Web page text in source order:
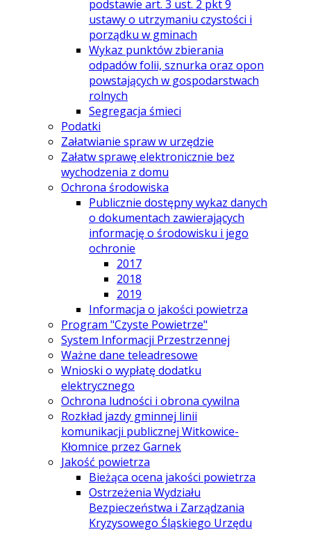
podstawie art. 3 ust. 2 pkt 9
ustawy o utrzymaniu czystości i
porządku w gminach
Wykaz punktów zbierania
odpadów folii, sznurka oraz opon
powstających w gospodarstwach
rolnych
Segregacja śmieci
Podatki
Załatwianie spraw w urzędzie
Załatw sprawę elektronicznie bez
wychodzenia z domu
Ochrona środowiska
Publicznie dostępny wykaz danych
o dokumentach zawierających
informację o środowisku i jego
ochronie
2017
2018
2019
Informacja o jakości powietrza
Program "Czyste Powietrze"
System Informacji Przestrzennej
Ważne dane teleadresowe
Wnioski o wypłatę dodatku
elektrycznego
Ochrona ludności i obrona cywilna
Rozkład jazdy gminnej linii
komunikacji publicznej Witkowice-
Kłomnice przez Garnek
Jakość powietrza
Bieżąca ocena jakości powietrza
Ostrzeżenia Wydziału
Bezpieczeństwa i Zarządzania
Kryzysowego Śląskiego Urzędu